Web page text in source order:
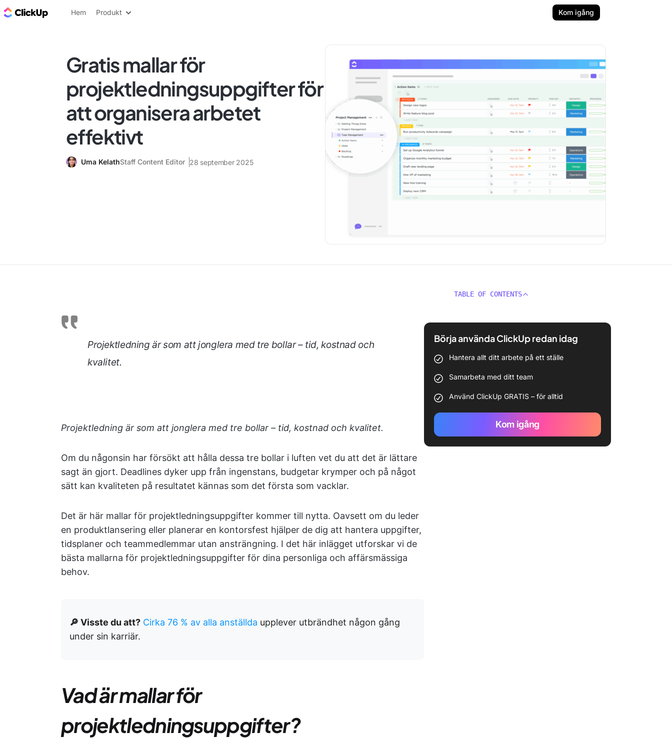
ClickUp-bloggen
Hem Produkt Kom igång
Gratis mallar för
projektledningsuppgifter för
att organisera arbetet
effektivt
Uma KelathStaff Content Editor 28 september 2025
Projektledning är som att jonglera med tre bollar – tid, kostnad och
kvalitet.
Projektledning är som att jonglera med tre bollar – tid, kostnad och kvalitet.
Om du någonsin har försökt att hålla dessa tre bollar i luften vet du att det är lättare
sagt än gjort. Deadlines dyker upp från ingenstans, budgetar krymper och på något
sätt kan kvaliteten på resultatet kännas som det första som vacklar.
Det är här mallar för projektledningsuppgifter kommer till nytta. Oavsett om du leder
en produktlansering eller planerar en kontorsfest hjälper de dig att hantera uppgifter,
tidsplaner och teammedlemmar utan ansträngning. I det här inlägget utforskar vi de
bästa mallarna för projektledningsuppgifter för dina personliga och affärsmässiga
behov.
🔎 Visste du att? Cirka 76 % av alla anställda upplever utbrändhet någon gång
under sin karriär.
Vad är mallar för
projektledningsuppgifter?
TABLE OF CONTENTS
Börja använda ClickUp redan idag
Hantera allt ditt arbete på ett ställe
Samarbeta med ditt team
Använd ClickUp GRATIS – för alltid
Kom igång